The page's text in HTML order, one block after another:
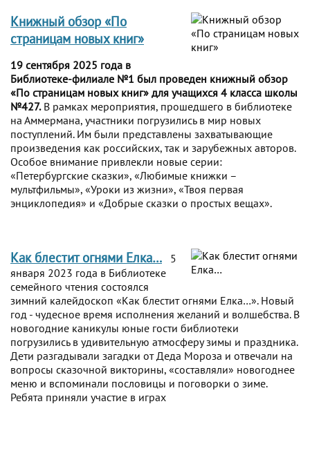
Книжный обзор «По
страницам новых книг»
19 сентября 2025 года в
Библиотеке-филиале №1 был проведен книжный обзор
«По страницам новых книг» для учащихся 4 класса школы
№427.В рамках мероприятия, прошедшего в библиотеке
на Аммермана, участники погрузились в мир новых
поступлений. Им были представлены захватывающие
произведения как российских, так и зарубежных авторов.
Особое внимание привлекли новые серии:
«Петербургские сказки», «Любимые книжки –
мультфильмы», «Уроки из жизни», «Твоя первая
энциклопедия» и «Добрые сказки о простых вещах».
Как блестит огнями Елка…
5
января 2023 года в Библиотеке
семейного чтения состоялся
зимний калейдоскоп «Как блестит огнями Елка…». Новый
год - чудесное время исполнения желаний и волшебства. В
новогодние каникулы юные гости библиотеки
погрузились в удивительную атмосферу зимы и праздника.
Дети разгадывали загадки от Деда Мороза и отвечали на
вопросы сказочной викторины, «составляли» новогоднее
меню и вспоминали пословицы и поговорки о зиме.
Ребята приняли участие в играх